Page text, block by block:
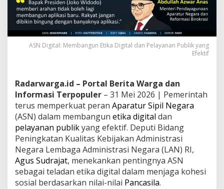
ASN Digital: Membangun Etika Digital dan Pelayanan Publik yang
Efektif
Radarwarga.id – Portal Berita Warga dan
Informasi Terpopuler – 31 Mei 2026 | Pemerintah
terus memperkuat peran Aparatur Sipil Negara
(ASN) dalam membangun etika digital dan
pelayanan publikyang efektif. Deputi Bidang
Peningkatan Kualitas Kebijakan Administrasi
Negara Lembaga Administrasi Negara (LAN) RI,
Agus Sudrajat, menekankan pentingnya ASN
sebagai teladan etika digital dalam menjaga kohesi
sosial berdasarkan nilai-nilai Pancasila.